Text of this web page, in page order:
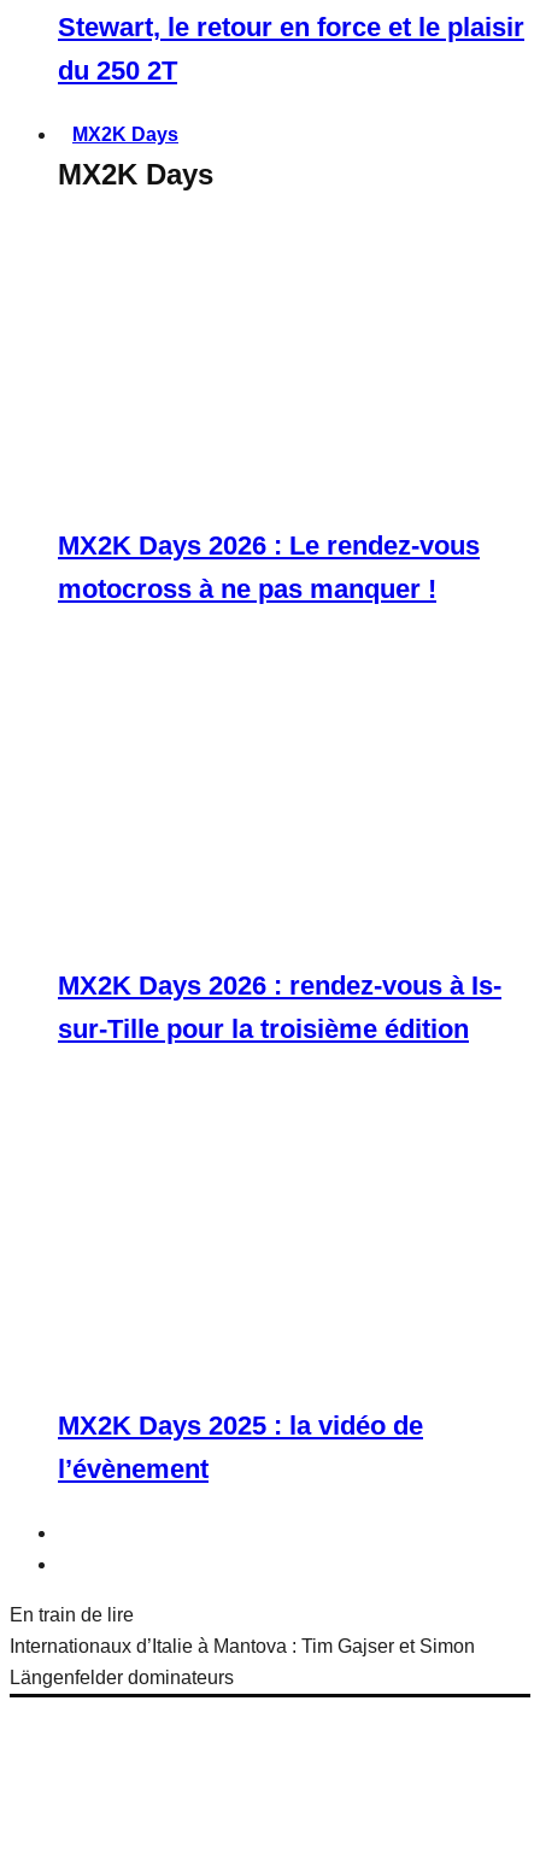
Stewart, le retour en force et le plaisir
du 250 2T
MX2K Days
MX2K Days
MX2K Days 2026 : Le rendez-vous
motocross à ne pas manquer !
MX2K Days 2026 : rendez-vous à Is-
sur-Tille pour la troisième édition
MX2K Days 2025 : la vidéo de
l’évènement
En train de lire
Internationaux d’Italie à Mantova : Tim Gajser et Simon
Längenfelder dominateurs